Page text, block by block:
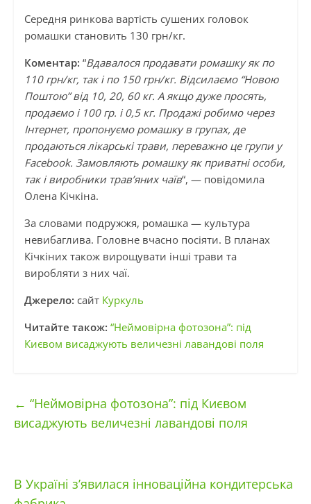
Середня ринкова вартість сушених головок
ромашки становить 130 грн/кг.
Коментар: “Вдавалося продавати ромашку як по
110 грн/кг, так і по 150 грн/кг. Відсилаємо “Новою
Поштою” від 10, 20, 60 кг. А якщо дуже просять,
продаємо і 100 гр. і 0,5 кг. Продажі робимо через
Інтернет, пропонуємо ромашку в групах, де
продаються лікарські трави, переважно це групи у
Facebook. Замовляють ромашку як приватні особи,
так і виробники трав’яних чаїв“, — повідомила
Олена Кічкіна.
За словами подружжя, ромашка — культура
невибаглива. Головне вчасно посіяти. В планах
Кічкіних також вирощувати інші трави та
виробляти з них чаї.
Джерело: сайт Куркуль
Читайте також: “Неймовірна фотозона”: під
Києвом висаджують величезні лавандові поля
← “Неймовірна фотозона”: під Києвом
висаджують величезні лавандові поля
В Україні з’явилася інноваційна кондитерська